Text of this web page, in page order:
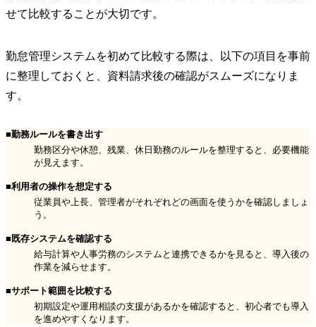
せて比較することが大切です。
勤怠管理システムを初めて比較する際は、以下の項目を事前
に整理しておくと、資料請求後の確認がスムーズになりま
す。
■勤務ルールを書き出す
勤務区分や休憩、残業、休日勤務のルールを整理すると、必要機能
が見えます。
■利用者の操作を想定する
従業員や上長、管理者がそれぞれどの画面を使うかを確認しましょ
う。
■既存システムを確認する
給与計算や人事労務のシステムと連携できるかを見ると、導入後の
作業を減らせます。
■サポート範囲を比較する
初期設定や運用相談の支援があるかを確認すると、初心者でも導入
を進めやすくなります。